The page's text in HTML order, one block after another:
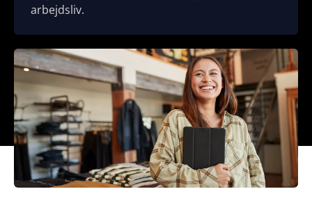
arbejdsliv.